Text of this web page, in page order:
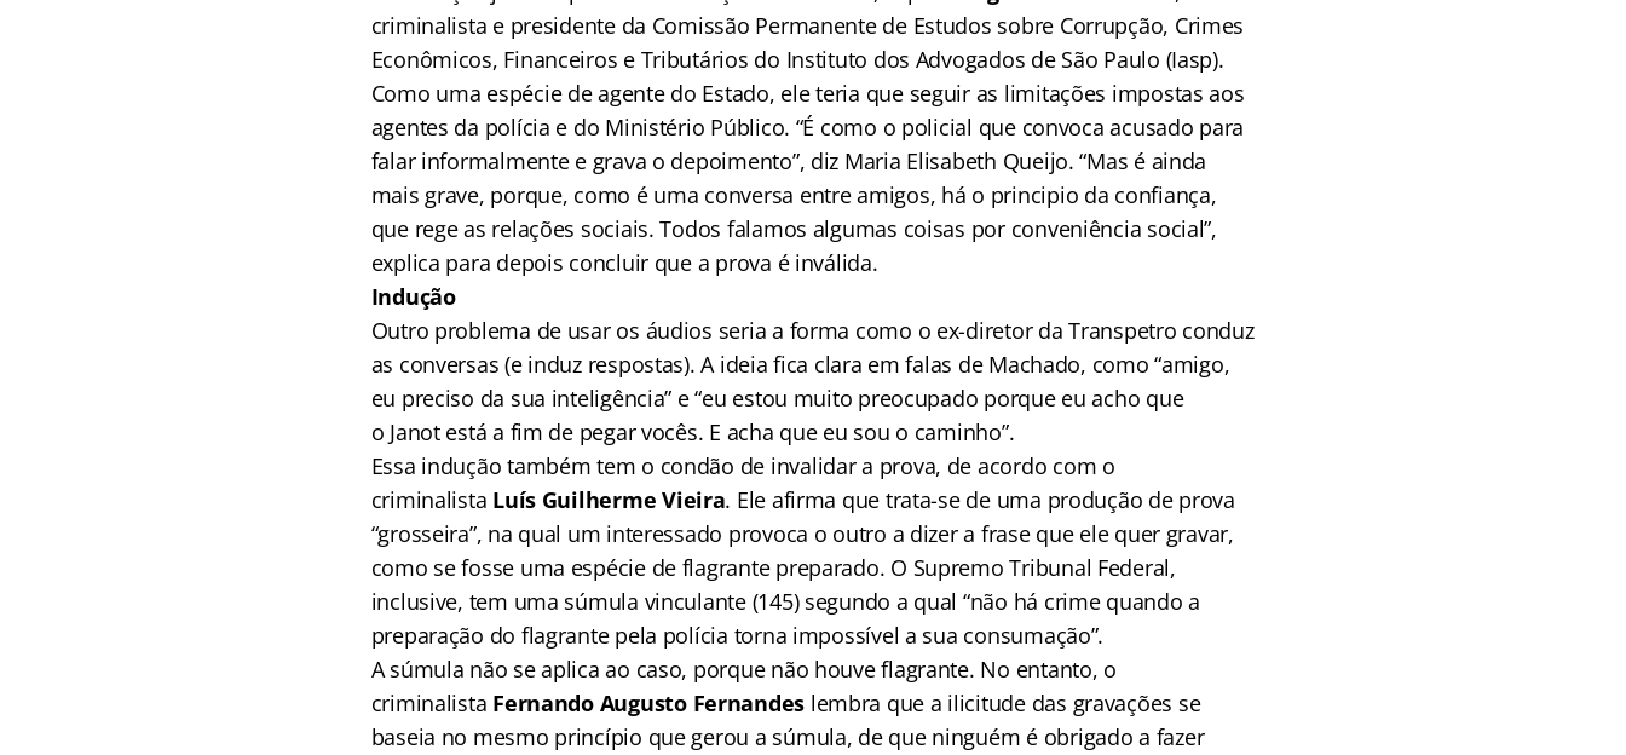
criminalista e presidente da Comissão Permanente de Estudos sobre Corrupção, Crimes
Econômicos, Financeiros e Tributários do Instituto dos Advogados de São Paulo (Iasp).
Como uma espécie de agente do Estado, ele teria que seguir as limitações impostas aos
agentes da polícia e do Ministério Público. “É como o policial que convoca acusado para
falar informalmente e grava o depoimento”, diz Maria Elisabeth Queijo. “Mas é ainda
mais grave, porque, como é uma conversa entre amigos, há o principio da confiança,
que rege as relações sociais. Todos falamos algumas coisas por conveniência social”,
explica para depois concluir que a prova é inválida.
Indução
Outro problema de usar os áudios seria a forma como o ex-diretor da Transpetro conduz
as conversas (e induz respostas). A ideia fica clara em falas de Machado, como “amigo,
eu preciso da sua inteligência” e “eu estou muito preocupado porque eu acho que
o Janot está a fim de pegar vocês. E acha que eu sou o caminho”.
Essa indução também tem o condão de invalidar a prova, de acordo com o
criminalista Luís Guilherme Vieira. Ele afirma que trata-se de uma produção de prova
“grosseira”, na qual um interessado provoca o outro a dizer a frase que ele quer gravar,
como se fosse uma espécie de flagrante preparado. O Supremo Tribunal Federal,
inclusive, tem uma súmula vinculante (145) segundo a qual “não há crime quando a
preparação do flagrante pela polícia torna impossível a sua consumação”.
A súmula não se aplica ao caso, porque não houve flagrante. No entanto, o
criminalista Fernando Augusto Fernandes lembra que a ilicitude das gravações se
baseia no mesmo princípio que gerou a súmula, de que ninguém é obrigado a fazer